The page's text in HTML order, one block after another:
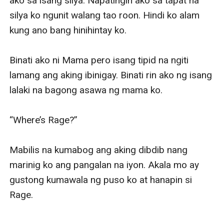
How can you escape the illicit situation?
WARNING: THIS STORY IS NOT SUITABLE FOR SOME
silya ko ngunit walang tao roon. Hindi ko alam
kung ano bang hinihintay ko.
Binati ako ni Mama pero isang tipid na ngiti
lamang ang aking ibinigay. Binati rin ako ng isang
lalaki na bagong asawa ng mama ko.
“Where’s Rage?”
Mabilis na kumabog ang aking dibdib nang
marinig ko ang pangalan na iyon. Akala mo ay
gustong kumawala ng puso ko at hanapin si
Rage.